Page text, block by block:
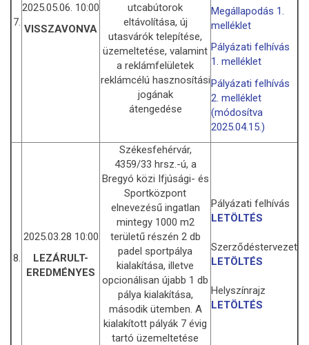
7.
2025.05.06. 10:00
VISSZAVONVA
utcabútorok
eltávolítása, új
utasvárók telepítése,
üzemeltetése, valamint
a reklámfelületek
reklámcélú hasznosítási
jogának
átengedése
Megállapodás 1.
melléklet
Pályázati felhívás
1. melléklet
Pályázati felhívás
2. melléklet
(módosítva
2025.04.15.)
8.
2025.03.28 10:00
LEZÁRULT-
EREDMÉNYES
Székesfehérvár,
4359/33 hrsz.-ú, a
Bregyó közi Ifjúsági- és
Sportközpont
elnevezésű ingatlan
mintegy 1000 m2
területű részén 2 db
padel sportpálya
kialakítása, illetve
opcionálisan újabb 1 db
pálya kialakítása,
második ütemben. A
kialakított pályák 7 évig
tartó üzemeltetése
Pályázati felhívás
LETÖLTÉS
Szerződéstervezet
LETÖLTÉS
Helyszínrajz
LETÖLTÉS